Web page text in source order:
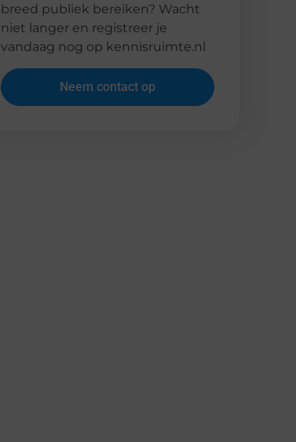
breed publiek bereiken? Wacht
niet langer en registreer je
vandaag nog op kennisruimte.nl
Neem contact op